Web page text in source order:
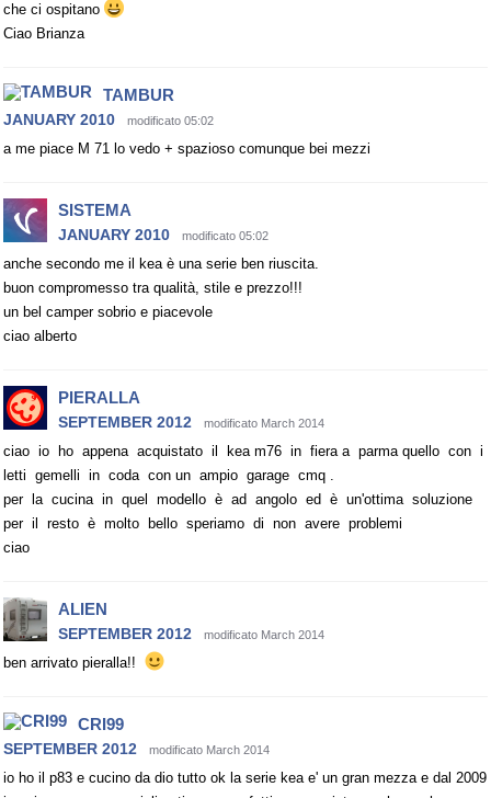
che ci ospitano
Ciao Brianza
TAMBUR
JANUARY 2010 modificato 05:02
a me piace M 71 lo vedo + spazioso comunque bei mezzi
SISTEMA
JANUARY 2010 modificato 05:02
anche secondo me il kea è una serie ben riuscita.
buon compromesso tra qualità, stile e prezzo!!!
un bel camper sobrio e piacevole
ciao alberto
PIERALLA
SEPTEMBER 2012 modificato March 2014
ciao io ho appena acquistato il kea m76 in fiera a parma quello con i
letti gemelli in coda con un ampio garage cmq .
per la cucina in quel modello è ad angolo ed è un'ottima soluzione
per il resto è molto bello speriamo di non avere problemi
ciao
ALIEN
SEPTEMBER 2012 modificato March 2014
ben arrivato pieralla!!
CRI99
SEPTEMBER 2012 modificato March 2014
io ho il p83 e cucino da dio tutto ok la serie kea e' un gran mezza e dal 2009